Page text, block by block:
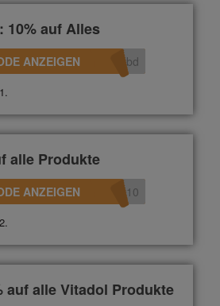
10% auf Alles
ANZEIGEN bd
alle Produkte
ANZEIGEN 010
auf alle Vitadol Produkte